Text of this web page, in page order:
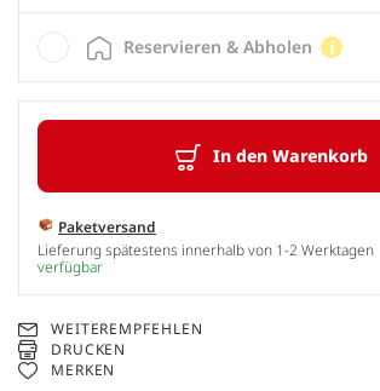
In den Warenkorb
Paketversand
Lieferung spätestens innerhalb von 1-2 Werktagen
verfügbar
Reservieren & Abholen
WEITEREMPFEHLEN
DRUCKEN
MERKEN